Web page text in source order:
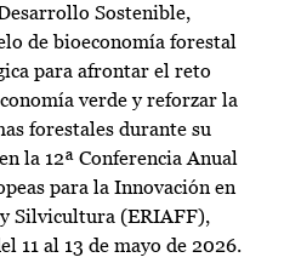
Sostenible,
de bioeconomía forestal
para afrontar el reto
verde y reforzar la
forestales durante su
la 12ª Conferencia Anual
para la Innovación en
Silvicultura (ERIAFF),
11 al 13 de mayo de 2026.